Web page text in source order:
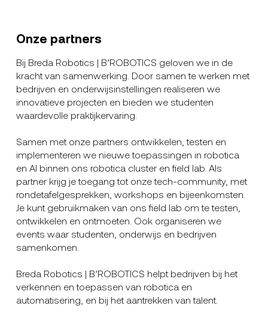
Onze partners
Bij Breda Robotics | B’ROBOTICS geloven we in de
kracht van samenwerking. Door samen te werken met
bedrijven en onderwijsinstellingen realiseren we
innovatieve projecten en bieden we studenten
waardevolle praktijkervaring.
Samen met onze partners ontwikkelen, testen en
implementeren we nieuwe toepassingen in robotica
en AI binnen ons robotica cluster en field lab. Als
partner krijg je toegang tot onze tech-community, met
rondetafelgesprekken, workshops en bijeenkomsten.
Je kunt gebruikmaken van ons field lab om te testen,
ontwikkelen en ontmoeten. Ook organiseren we
events waar studenten, onderwijs en bedrijven
samenkomen.
Breda Robotics | B’ROBOTICS helpt bedrijven bij het
verkennen en toepassen van robotica en
automatisering, en bij het aantrekken van talent.